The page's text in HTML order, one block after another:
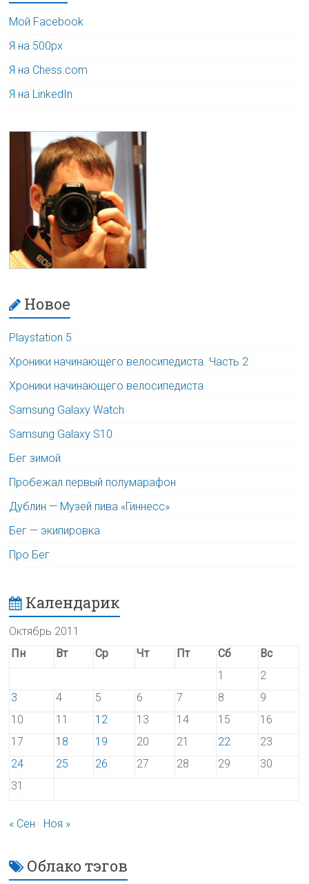
Мой Facebook
Я на 500px
Я на Chess.com
Я на LinkedIn
Новое
Playstation 5
Хроники начинающего велосипедиста. Часть 2
Хроники начинающего велосипедиста
Samsung Galaxy Watch
Samsung Galaxy S10
Бег зимой
Пробежал первый полумарафон
Дублин — Музей пива «Гиннесс»
Бег — экипировка
Про Бег
Календарик
Октябрь 2011
Пн
Вт Ср Чт Пт Сб
Вс
1
2
3
4 5 6 7 8
9
10
11 12 13 14 15
16
17
18 19 20 21 22
23
24
25 26 27 28 29
30
31
« Сен Ноя »
Облако тэгов